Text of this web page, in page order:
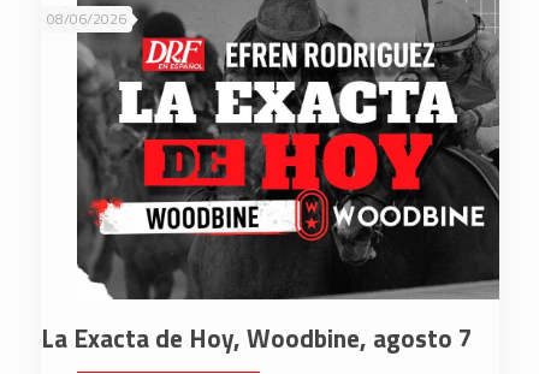
08/06/2026
La Exacta de Hoy, Woodbine, agosto 7